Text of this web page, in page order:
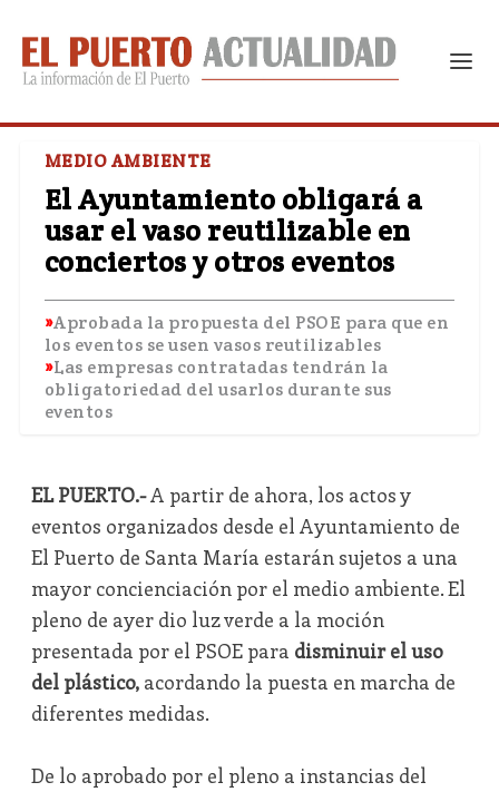
MEDIO AMBIENTE
El Ayuntamiento obligará a
usar el vaso reutilizable en
conciertos y otros eventos
Aprobada la propuesta del PSOE para que en
los eventos se usen vasos reutilizables
Las empresas contratadas tendrán la
obligatoriedad del usarlos durante sus
eventos
EL PUERTO.-A partir de ahora, los actos y
eventos organizados desde el Ayuntamiento de
El Puerto de Santa María estarán sujetos a una
mayor concienciación por el medio ambiente. El
pleno de ayer dio luz verde a la moción
presentada por el PSOE para disminuir el uso
del plástico,acordando la puesta en marcha de
diferentes medidas.
De lo aprobado por el pleno a instancias del